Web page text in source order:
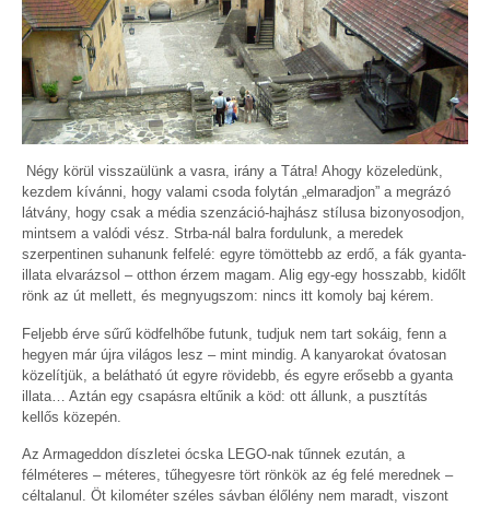
Négy körül visszaülünk a vasra, irány a Tátra! Ahogy közeledünk,
kezdem kívánni, hogy valami csoda folytán „elmaradjon” a megrázó
látvány, hogy csak a média szenzáció-hajhász stílusa bizonyosodjon,
mintsem a valódi vész. Strba-nál balra fordulunk, a meredek
szerpentinen suhanunk felfelé: egyre tömöttebb az erdő, a fák gyanta-
illata elvarázsol – otthon érzem magam. Alig egy-egy hosszabb, kidőlt
rönk az út mellett, és megnyugszom: nincs itt komoly baj kérem.
Feljebb érve sűrű ködfelhőbe futunk, tudjuk nem tart sokáig, fenn a
hegyen már újra világos lesz – mint mindig. A kanyarokat óvatosan
közelítjük, a belátható út egyre rövidebb, és egyre erősebb a gyanta
illata… Aztán egy csapásra eltűnik a köd: ott állunk, a pusztítás
kellős közepén.
Az Armageddon díszletei ócska LEGO-nak tűnnek ezután, a
félméteres – méteres, tűhegyesre tört rönkök az ég felé merednek –
céltalanul. Öt kilométer széles sávban élőlény nem maradt, viszont